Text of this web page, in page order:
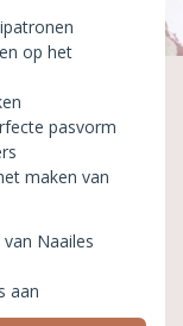
op het
pasvorm
maken van
Naailes
aan